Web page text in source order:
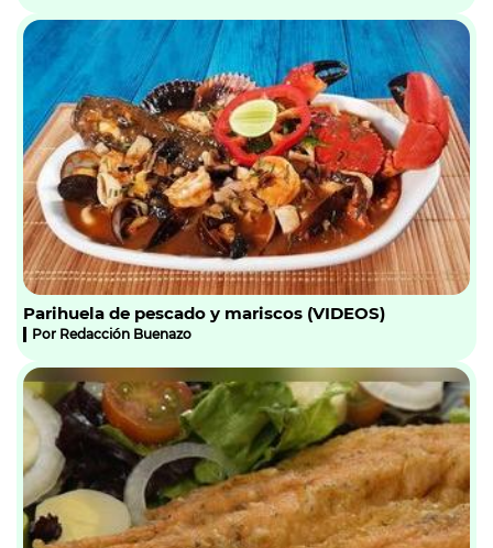
Parihuela de pescado y mariscos (VIDEOS)
Por Redacción Buenazo